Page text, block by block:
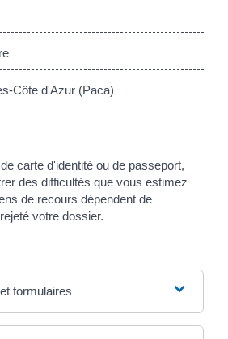
Côte d'Azur (Paca)
carte d'identité ou de passeport,
des difficultés que vous estimez
de recours dépendent de
votre dossier.
formulaires